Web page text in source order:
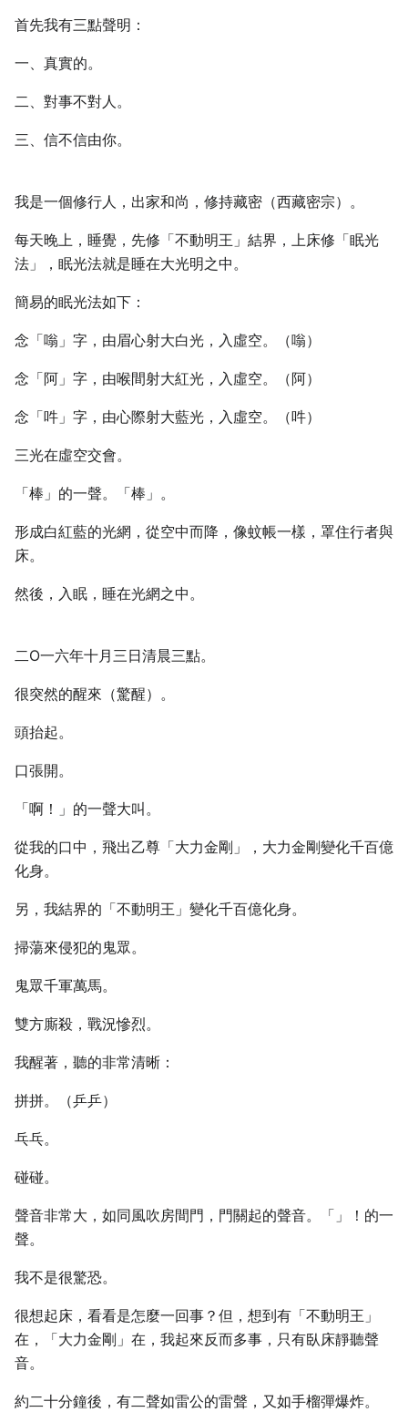
首先我有三點聲明：
一、真實的。
二、對事不對人。
三、信不信由你。
我是一個修行人，出家和尚，修持藏密（西藏密宗）。
每天晚上，睡覺，先修「不動明王」結界，上床修「眠光
法」，眠光法就是睡在大光明之中。
簡易的眠光法如下：
念「嗡」字，由眉心射大白光，入虛空。（嗡）
念「阿」字，由喉間射大紅光，入虛空。（阿）
念「吽」字，由心際射大藍光，入虛空。（吽）
三光在虛空交會。
「棒」的一聲。「棒」。
形成白紅藍的光網，從空中而降，像蚊帳一樣，罩住行者與
床。
然後，入眠，睡在光網之中。
二O一六年十月三日清晨三點。
很突然的醒來（驚醒）。
頭抬起。
口張開。
「啊！」的一聲大叫。
從我的口中，飛出乙尊「大力金剛」，大力金剛變化千百億
化身。
另，我結界的「不動明王」變化千百億化身。
掃蕩來侵犯的鬼眾。
鬼眾千軍萬馬。
雙方廝殺，戰況慘烈。
我醒著，聽的非常清晰：
拼拼。（乒乒）
乓乓。
碰碰。
聲音非常大，如同風吹房間門，門關起的聲音。「」！的一
聲。
我不是很驚恐。
很想起床，看看是怎麼一回事？但，想到有「不動明王」
在，「大力金剛」在，我起來反而多事，只有臥床靜聽聲
音。
約二十分鐘後，有二聲如雷公的雷聲，又如手榴彈爆炸。